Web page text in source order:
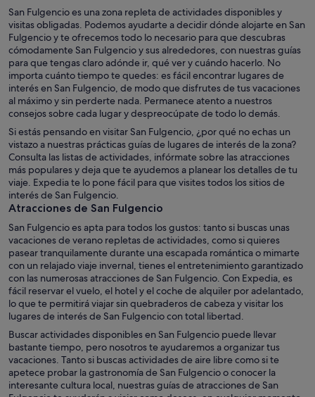
San Fulgencio es una zona repleta de actividades disponibles y
visitas obligadas. Podemos ayudarte a decidir dónde alojarte en San
Fulgencio y te ofrecemos todo lo necesario para que descubras
cómodamente San Fulgencio y sus alrededores, con nuestras guías
para que tengas claro adónde ir, qué ver y cuándo hacerlo. No
importa cuánto tiempo te quedes: es fácil encontrar lugares de
interés en San Fulgencio, de modo que disfrutes de tus vacaciones
al máximo y sin perderte nada. Permanece atento a nuestros
consejos sobre cada lugar y despreocúpate de todo lo demás.
Si estás pensando en visitar San Fulgencio, ¿por qué no echas un
vistazo a nuestras prácticas guías de lugares de interés de la zona?
Consulta las listas de actividades, infórmate sobre las atracciones
más populares y deja que te ayudemos a planear los detalles de tu
viaje. Expedia te lo pone fácil para que visites todos los sitios de
interés de San Fulgencio.
Atracciones de San Fulgencio
San Fulgencio es apta para todos los gustos: tanto si buscas unas
vacaciones de verano repletas de actividades, como si quieres
pasear tranquilamente durante una escapada romántica o mimarte
con un relajado viaje invernal, tienes el entretenimiento garantizado
con las numerosas atracciones de San Fulgencio. Con Expedia, es
fácil reservar el vuelo, el hotel y el coche de alquiler por adelantado,
lo que te permitirá viajar sin quebraderos de cabeza y visitar los
lugares de interés de San Fulgencio con total libertad.
Buscar actividades disponibles en San Fulgencio puede llevar
bastante tiempo, pero nosotros te ayudaremos a organizar tus
vacaciones. Tanto si buscas actividades de aire libre como si te
apetece probar la gastronomía de San Fulgencio o conocer la
interesante cultura local, nuestras guías de atracciones de San